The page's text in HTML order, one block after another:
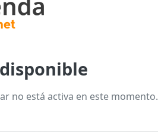
no está activa en este momento.